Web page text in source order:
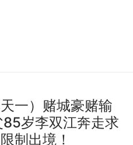
一）赌城豪赌输
岁李双江奔走求
制出境！